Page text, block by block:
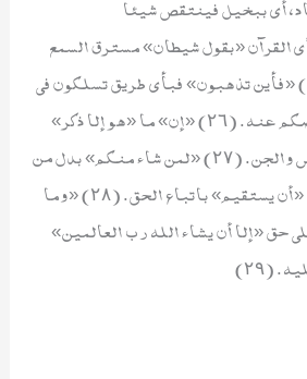
أي القرآن «بقول شيطان» مسترق السمع
«رجيم» مرجوم. (٢٥) «فأين تذهبون» فبأي طريق تسلكون في
إنكاركم القرآن وإعراضكم عنه. (٢٦) «إن» ما «هو إلا ذكر»
عظة «للعالمين» الإنس والجن. (٢٧) «لمن شاء منكم» بدل من
العالمين بإعادة الجار «أن يستقيم» باتباع الحق. (٢٨) «وما
حق «إلا أن يشاء الله رب العالمين»
(٢٩)